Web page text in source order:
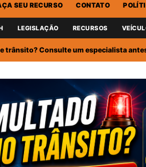
SEU RECURSO CONTATO
LEGISLAÇÃO RECURSOS
trânsito? Consulte um especialista